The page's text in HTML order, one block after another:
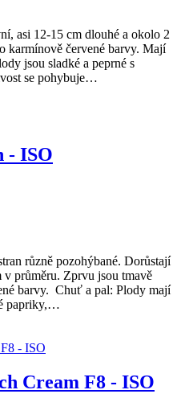
asi 12-15 cm dlouhé a okolo 2
karmínově červené barvy. Mají
jsou sladké a peprné s
se pohybuje…
- ISO
různě pozohýbané. Dorůstají
průměru. Zprvu jsou tmavě
barvy. Chuť a pal: Plody mají
papriky,…
Cream F8 - ISO